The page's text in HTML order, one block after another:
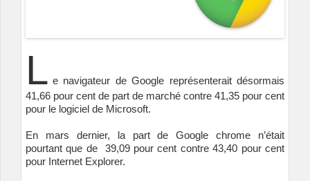
L e navigateur de Google représenterait désormais
41,66 pour cent de part de marché contre 41,35 pour cent
pour le logiciel de Microsoft.
En mars dernier, la part de Google chrome n’était
pourtant que de 39,09 pour cent contre 43,40 pour cent
pour Internet Explorer.